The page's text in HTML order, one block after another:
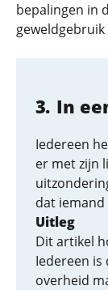
bepalingen in
In
Iedereen
er met zijn
dat
Uitleg
Dit artikel
Iedereen is
overheid